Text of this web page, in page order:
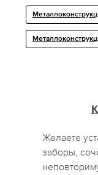
Желаете
заборы,